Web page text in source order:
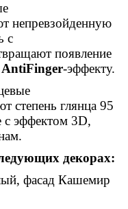
непревзойденную
с
появление
AntiFinger-эффекту.
степень глянца 95
с эффектом 3D,
декорах:
фасад Кашемир